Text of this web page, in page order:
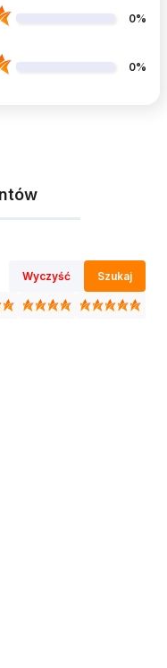
0%
0%
Wyczyść Szukaj